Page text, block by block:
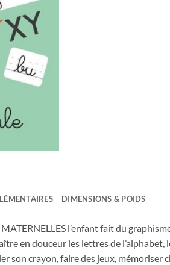
DIMENSIONS & POIDS
l’enfant fait du
en douceur les lettres de
son crayon, faire des jeux, mémoriser